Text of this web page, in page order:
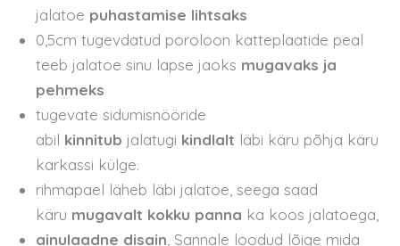
jalatoe puhastamise lihtsaks
0,5cm tugevdatud poroloon katteplaatide peal
teeb jalatoe sinu lapse jaoks mugavaks ja
pehmeks
tugevate sidumisnööride
abil kinnitub jalatugi kindlalt läbi käru põhja käru
karkassi külge.
rihmapael läheb läbi jalatoe, seega saad
käru mugavalt kokku panna ka koos jalatoega,
ainulaadne disain , Sannale loodud lõige mida